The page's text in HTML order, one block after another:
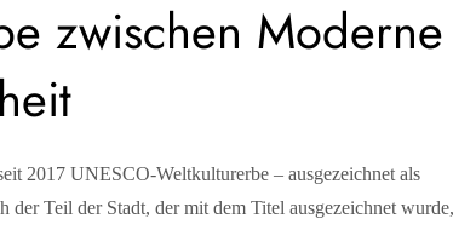
zwischen Moderne
2017 UNESCO-Weltkulturerbe – ausgezeichnet als
der Teil der Stadt, der mit dem Titel ausgezeichnet wurde,